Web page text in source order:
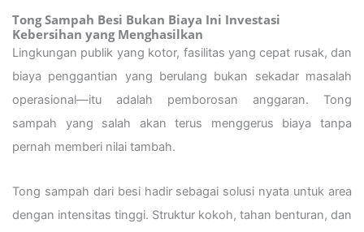
Tong Sampah Besi Bukan Biaya Ini Investasi
Kebersihan yang Menghasilkan
Lingkungan publik yang kotor, fasilitas yang cepat rusak, dan
biaya penggantian yang berulang bukan sekadar masalah
operasional—itu adalah pemborosan anggaran. Tong
sampah yang salah akan terus menggerus biaya tanpa
pernah memberi nilai tambah.
Tong sampah dari besi hadir sebagai solusi nyata untuk area
dengan intensitas tinggi. Struktur kokoh, tahan benturan, dan